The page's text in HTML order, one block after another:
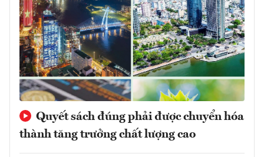
Quyết sách đúng phải được chuyển hóa
thành tăng trưởng chất lượng cao